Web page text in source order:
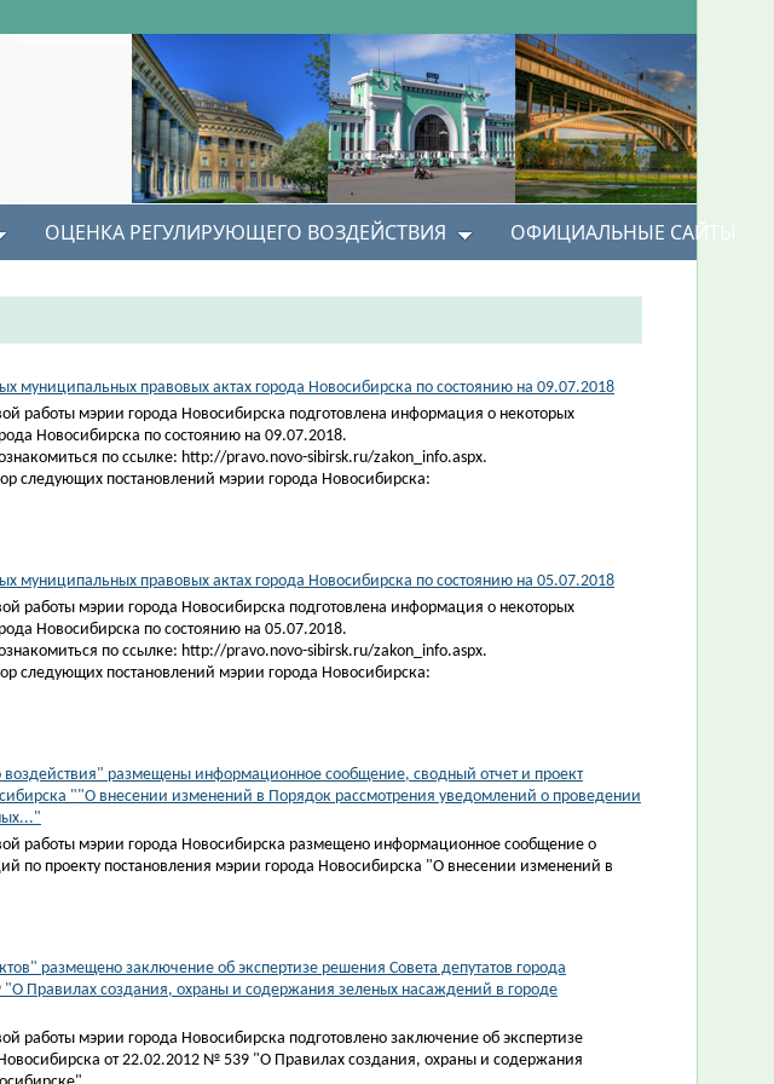
ОЦЕНКА РЕГУЛИРУЮЩЕГО ВОЗДЕЙСТВИЯ ОФИЦИАЛЬНЫЕ САЙТЫ
муниципальных правовых актах города Новосибирска по состоянию на 09.07.2018
работы мэрии города Новосибирска подготовлена информация о некоторых
Новосибирска по состоянию на 09.07.2018.
по ссылке: http://pravo.novo-sibirsk.ru/zakon_info.aspx.
следующих постановлений мэрии города Новосибирска:
муниципальных правовых актах города Новосибирска по состоянию на 05.07.2018
работы мэрии города Новосибирска подготовлена информация о некоторых
Новосибирска по состоянию на 05.07.2018.
по ссылке: http://pravo.novo-sibirsk.ru/zakon_info.aspx.
следующих постановлений мэрии города Новосибирска:
размещены информационное сообщение, сводный отчет и проект
""О внесении изменений в Порядок рассмотрения уведомлений о проведении
работы мэрии города Новосибирска размещено информационное сообщение о
по проекту постановления мэрии города Новосибирска ​"О внесении изменений в
размещено заключение об экспертизе решения Совета депутатов города
Правилах создания, охраны и содержания зеленых насаждений в городе
работы мэрии города Новосибирска подготовлено заключение об экспертизе
от 22.02.2012 № 539 "О Правилах создания, охраны и содержания